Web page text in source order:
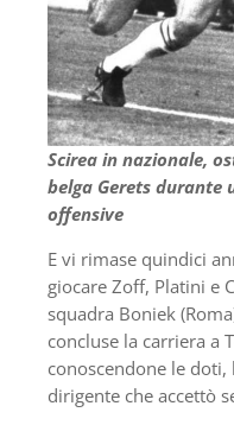
Scirea in nazionale,
belga Gerets durante
offensive
E vi rimase quindici
giocare Zoff, Platini e
squadra Boniek
concluse la carriera a
conoscendone le
dirigente che accettò